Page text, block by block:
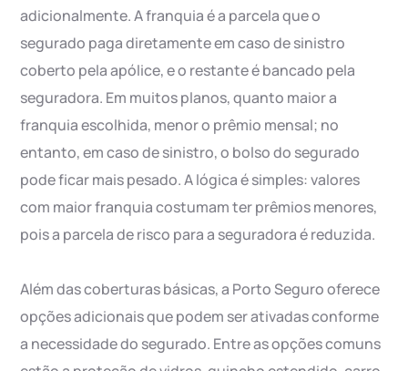
adicionalmente. A franquia é a parcela que o
segurado paga diretamente em caso de sinistro
coberto pela apólice, e o restante é bancado pela
seguradora. Em muitos planos, quanto maior a
franquia escolhida, menor o prêmio mensal; no
entanto, em caso de sinistro, o bolso do segurado
pode ficar mais pesado. A lógica é simples: valores
com maior franquia costumam ter prêmios menores,
pois a parcela de risco para a seguradora é reduzida.
Além das coberturas básicas, a Porto Seguro oferece
opções adicionais que podem ser ativadas conforme
a necessidade do segurado. Entre as opções comuns